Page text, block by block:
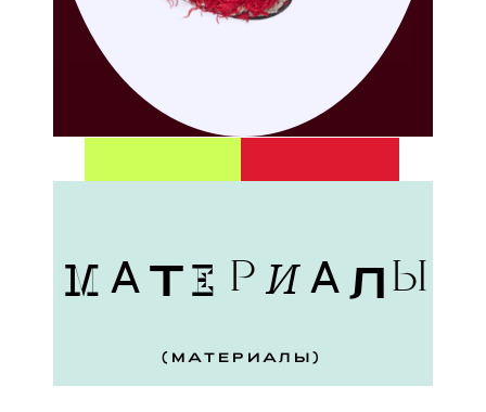
Т
М А Е Р И А Л Ы
(МАТЕРИАЛЫ)